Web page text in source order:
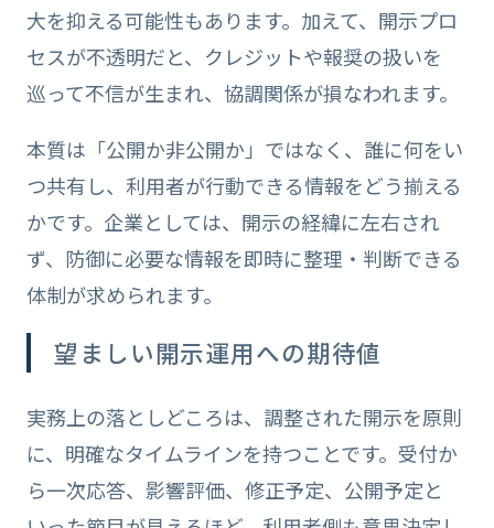
大を抑える可能性もあります。加えて、開示プロ
セスが不透明だと、クレジットや報奨の扱いを
巡って不信が生まれ、協調関係が損なわれます。
本質は「公開か非公開か」ではなく、誰に何をい
つ共有し、利用者が行動できる情報をどう揃える
かです。企業としては、開示の経緯に左右され
ず、防御に必要な情報を即時に整理・判断できる
体制が求められます。
望ましい開示運用への期待値
実務上の落としどころは、調整された開示を原則
に、明確なタイムラインを持つことです。受付か
ら一次応答、影響評価、修正予定、公開予定と